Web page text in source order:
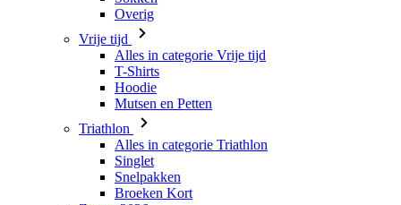
Hoodie
Mutsen en Petten
Triathlon
Alles in categorie Triathlon
Singlet
Snelpakken
Broeken Kort
Zomer 2026
Team replica's
Speciale edities
Opruiming
Waardebonnen